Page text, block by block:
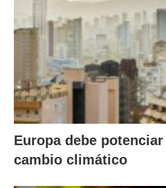
Europa debe
cambio climático